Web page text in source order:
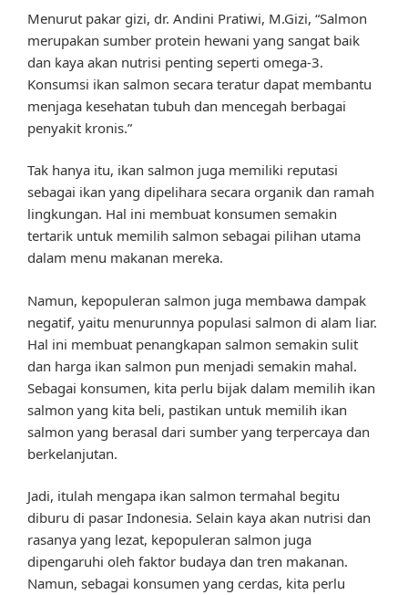
Menurut pakar gizi, dr. Andini Pratiwi, M.Gizi, “Salmon
merupakan sumber protein hewani yang sangat baik
dan kaya akan nutrisi penting seperti omega-3.
Konsumsi ikan salmon secara teratur dapat membantu
menjaga kesehatan tubuh dan mencegah berbagai
penyakit kronis.”
Tak hanya itu, ikan salmon juga memiliki reputasi
sebagai ikan yang dipelihara secara organik dan ramah
lingkungan. Hal ini membuat konsumen semakin
tertarik untuk memilih salmon sebagai pilihan utama
dalam menu makanan mereka.
Namun, kepopuleran salmon juga membawa dampak
negatif, yaitu menurunnya populasi salmon di alam liar.
Hal ini membuat penangkapan salmon semakin sulit
dan harga ikan salmon pun menjadi semakin mahal.
Sebagai konsumen, kita perlu bijak dalam memilih ikan
salmon yang kita beli, pastikan untuk memilih ikan
salmon yang berasal dari sumber yang terpercaya dan
berkelanjutan.
Jadi, itulah mengapa ikan salmon termahal begitu
diburu di pasar Indonesia. Selain kaya akan nutrisi dan
rasanya yang lezat, kepopuleran salmon juga
dipengaruhi oleh faktor budaya dan tren makanan.
Namun, sebagai konsumen yang cerdas, kita perlu